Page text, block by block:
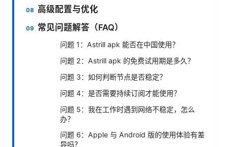
高级配置与优化
常见问题解答（FAQ）
问题 1：Astrill apk 能否在中国使用？
问题 2：Astrill apk 的免费试用期是多久？
问题 3：如何判断节点是否稳定？
问题 4：是否需要持续订阅才能使用？
问题 5：我在工作时遇到网络不稳定，怎么
办？
问题 6：Apple 与 Android 版的使用体验有差
异吗？